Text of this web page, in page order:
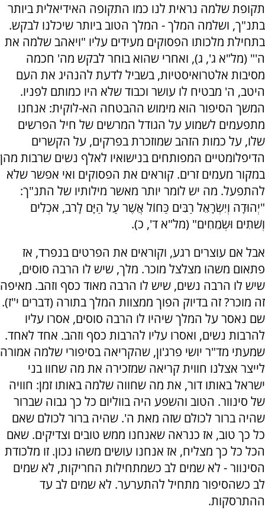
תקופת שלמה נראית לנו כמו התקופה האידיאלית ביותר
בתנ"ך, ושלמה המלך - המלך הטוב ביותר שיכלנו לבקש.
בתחילת מלכותו הפסוקים מעידים עליו "ויאהב שלמה את
ה'" (מל"א ג', ג), ואחרי שהוא בוחר לבקש מה' חכמה
מסיבות אלטרואיסטיות, בשביל לדעת להנהיג את העם
היטב, ה' מבטיח לו עושר וכבוד שלא היו כמותם לפניו.
המשך הסיפור הוא מימוש ההבטחה הא-לוקית: אנחנו
מתפעמים לשמוע על הגודל המרשים של חיל הפרשים
שלו, על כמות הזהב שמוזכרת בפרקים, על הקשרים
הדיפלומטיים המפותחים בנישואיו לאלף נשים שרבות מהן
במקור מעמים זרים. קוראים את הפסוקים ואי אפשר שלא
להתפעל. מה יש לומר יותר מאשר מילותיו של התנ"ך:
"יְהוּדָה וְיִשְׂרָאֵל רַבִּים כַּחוֹל אֲשֶׁר עַל הַיָּם לָרֹב, אֹכְלִים
וְשֹׁתִים וּשְׂמֵחִים" (מל"א ד', כ).
אבל אם עוצרים רגע, וקוראים את הפרטים בנפרד, אז
פתאום משהו מצלצל מוכר. מלך, שיש לו הרבה סוסים,
שיש לו הרבה נשים, שיש לו הרבה מאוד כסף וזהב. מאיפה
זה מוכר? זה בדיוק הפוך ממצוות המלך בתורה (דברים י"ז).
שם נאסר על המלך שיהיו לו הרבה סוסים, אסרו עליו
להרבות נשים, ואסרו עליו להרבות כסף וזהב. אחד לאחד.
שמעתי מד"ר יושי פרג'ון, שהקריאה בסיפורי שלמה אמורה
לייצר אצלנו חווית קריאה שמזכירה את מה שחוו בני
ישראל באותו דור, את מה שחווה שלמה באותו זמן: חוויה
של סינוור. הטוב והשפע היה בווליום כל כך גבוה שברור
שהיה ברור לכולם שזה מאת ה'. שהיה ברור לכולם שאם
כל כך טוב, אז כנראה שאנחנו ממש טובים וצדיקים. שאם
הכל כל כך מצליח, אז אנחנו עושים משהו נכון. זו מלכודת
הסינוור - לא שמים לב כשמתחילות החריקות, לא שמים
לב כשהסיפור מתחיל להתערער. לא שמים לב עד
ההתרסקות.